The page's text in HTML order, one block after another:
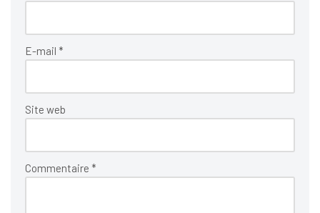
E-mail *
Site web
Commentaire *